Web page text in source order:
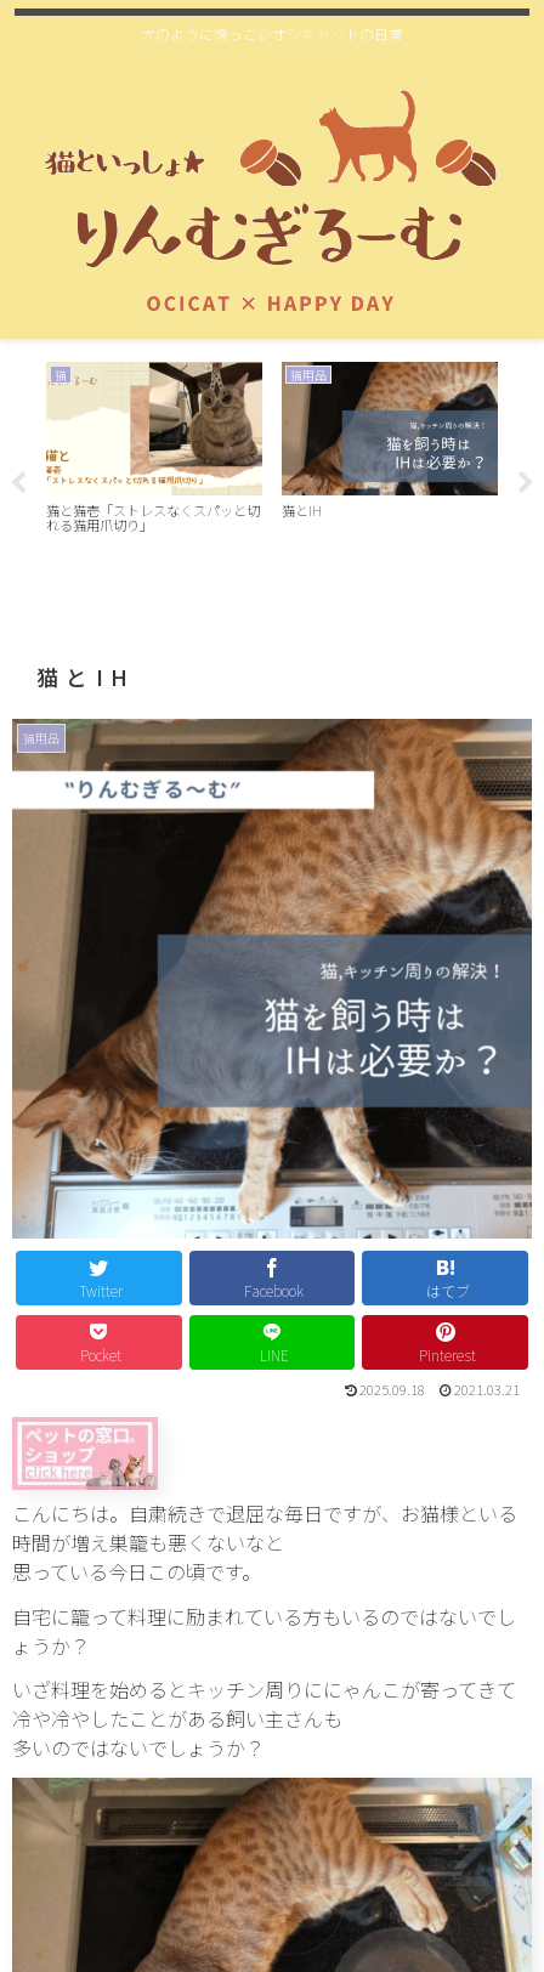
犬のように懐っこいオシキャットの日常
猫
猫と猫壱「ストレスなくスパッと切
れる猫用爪切り」
猫用品
猫とIH
猫とIH
猫用品
Twitter Facebook はてブ
Pocket LINE Pinterest
2025.09.18 2021.03.21
こんにちは。自粛続きで退屈な毎日ですが、お猫様といる
時間が増え巣籠も悪くないなと
思っている今日この頃です。
自宅に籠って料理に励まれている方もいるのではないでし
ょうか？
いざ料理を始めるとキッチン周りににゃんこが寄ってきて
冷や冷やしたことがある飼い主さんも
多いのではないでしょうか？